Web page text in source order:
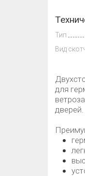
Тип
Вид
для